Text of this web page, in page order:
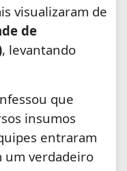
visualizaram de
de
, levantando
que
insumos
entraram
um verdadeiro